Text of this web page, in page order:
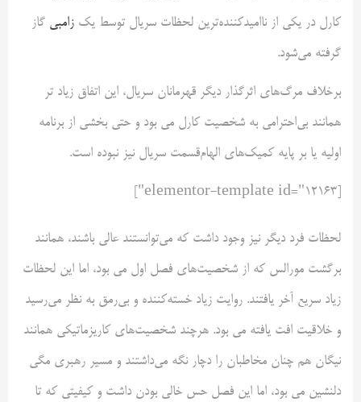
کارل در یکی از ناامیدکننده‌ترین لحظات سریال توسط یک زامبی گاز
گرفته می‌شود.
برخلاف مرگ‌های اثرگذار دیگر قهرمانان سریال، این اتفاق زیاد تر
همانند بی‌احترامی به شخصیت کارل می بود و حتی بخشی از برنامه
اولیه یا بر پایه کمیک‌های الهام‌قسمت سریال نیز نبوده است.
لحظات فرد دیگر نیز وجود داشت که می‌توانستند عالی باشند، همانند
برگشت مورالس که از شخصیت‌های فصل اول می بود، اما این لحظات
زیاد سریع آخر یافتند. روایت زیاد خسته‌کننده و بی‌رمق به نظر می‌رسید
و خلاقیت افت یافته می بود. هرچند شخصیت‌های کاریزماتیکی همانند
نیگان هم چنان مخاطبان را دچار نگه می‌داشتند و مسیر رهبری مگی
دلنشین می بود، اما این فصل حس خالی بودن داشت و کیفیتی که تا